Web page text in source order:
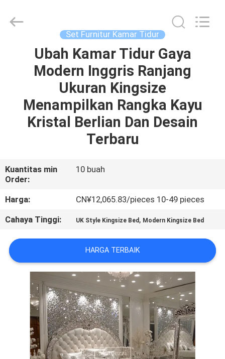
RUMAH
VIDEO
VR
TENTANG
KITA
WISATA
PABRIK
HUBUNGI
KAMI
BERITA
Furniture
Set Furnitur Kamar Tidur
Ubah Kamar Tidur Gaya
Modern Inggris Ranjang
Ukuran Kingsize
Menampilkan Rangka Kayu
Kristal Berlian Dan Desain
Terbaru
Kuantitas min
Order:
10 buah
Harga:
CN¥12,065.83/pieces 10-49 pieces
Cahaya Tinggi:
UK Style Kingsize Bed , Modern Kingsize Bed
HARGA TERBAIK